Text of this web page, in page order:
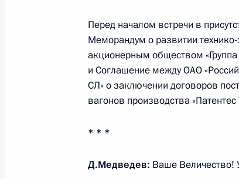
Владимир Путин встретится
I
13 июля 2012 года, 17:00
Объявлены имена лауреатов
9 июня 2011 года, 11:00
Перед началом встречи в
Меморандум о развитии
акционерным обществом «Группа
и Соглашение между ОАО
СЛ» о заключении договоров
вагонов производства «Патентес
* * *
Д.Медведев: Ваше